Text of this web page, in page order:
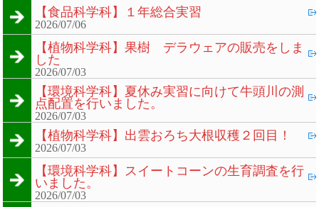
【食品科学科】１年総合実習
2026/07/06
【植物科学科】果樹 デラウェアの販売をしま
した
2026/07/03
【環境科学科】夏休み実習に向けて牛頭川の測
点配置を行いました。
2026/07/03
【植物科学科】出雲おろち大根収穫２回目！
2026/07/03
【環境科学科】スイートコーンの生育調査を行
いました。
2026/07/03